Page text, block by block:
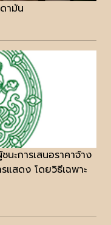
ามัน
นะการเสนอราคาจ้าง
แสดง โดยวิธีเฉพาะ